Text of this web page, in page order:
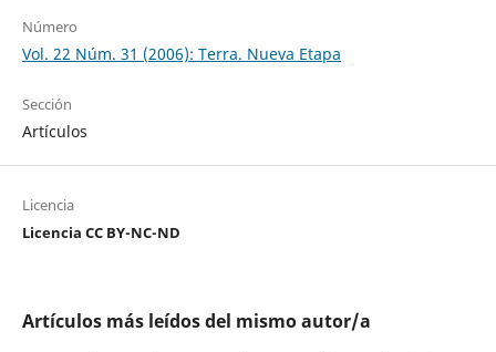
Número
Vol. 22 Núm. 31 (2006): Terra. Nueva Etapa
Sección
Artículos
Licencia
Licencia CC BY-NC-ND
Artículos más leídos del mismo autor/a